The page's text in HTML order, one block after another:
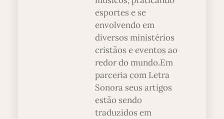
esportes e se
envolvendo em
diversos ministérios
cristãos e eventos ao
redor do mundo.Em
parceria com Letra
Sonora seus artigos
estão sendo
traduzidos em